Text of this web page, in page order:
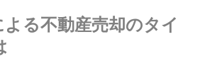
よる不動産売却のタイ